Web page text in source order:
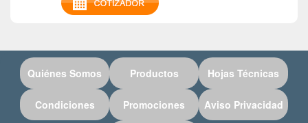
Quiénes Somos Productos Hojas Técnicas
Condiciones Promociones Aviso Privacidad